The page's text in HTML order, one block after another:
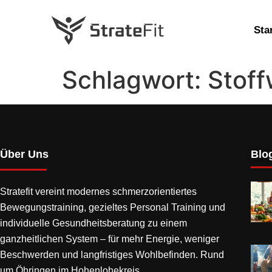
Schlagwort:
Über Uns
Stratefit vereint modernes schmerzorientiertes
Bewegungstraining, gezieltes Personal Training und
individuelle Gesundheitsberatung zu einem
ganzheitlichen System – für mehr Energie, weniger
Beschwerden und langfristiges Wohlbefinden. Rund